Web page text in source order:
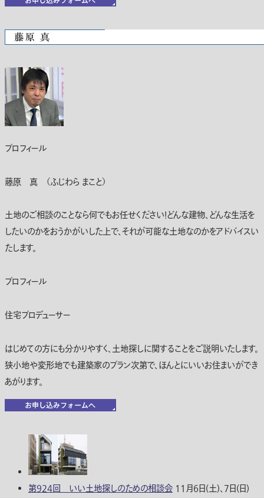
プロフィール
藤原 真 （ふじわら まこと）
土地のご相談のことなら何でもお任せください！どんな建物、どんな生活を
したいのかをおうかがいした上で、それが可能な土地なのかをアドバイスい
たします。
プロフィール
住宅プロデューサー
はじめての方にも分かりやすく、土地探しに関することをご説明いたします。
狭小地や変形地でも建築家のプラン次第で、ほんとにいいお住まいができ
あがります。
第924回 いい土地探しのための相談会 11月6日(土)、7日(日)